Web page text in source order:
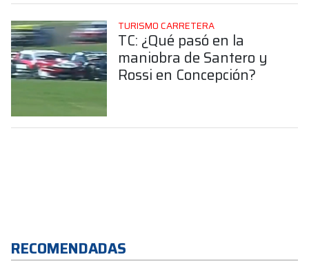
TURISMO CARRETERA
TC: ¿Qué pasó en la
maniobra de Santero y
Rossi en Concepción?
RECOMENDADAS